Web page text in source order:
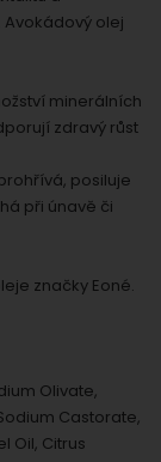
olej
minerálních
zdravý růst
posiluje
při únavě či
značky Eoné.
Olivate,
Castorate,
Oil, Citrus